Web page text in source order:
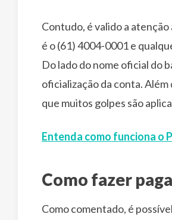
Contudo, é valido a
é o (61) 4004-0001 e
Do lado do nome oficial do
oficialização da conta.
que muitos golpes são
Entenda como funciona o
Como fazer
Como comentado, é